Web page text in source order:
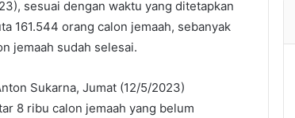
sesuai dengan waktu yang ditetapkan
161.544 orang calon jemaah, sebanyak
jemaah sudah selesai.
Sukarna, Jumat (12/5/2023)
8 ribu calon jemaah yang belum